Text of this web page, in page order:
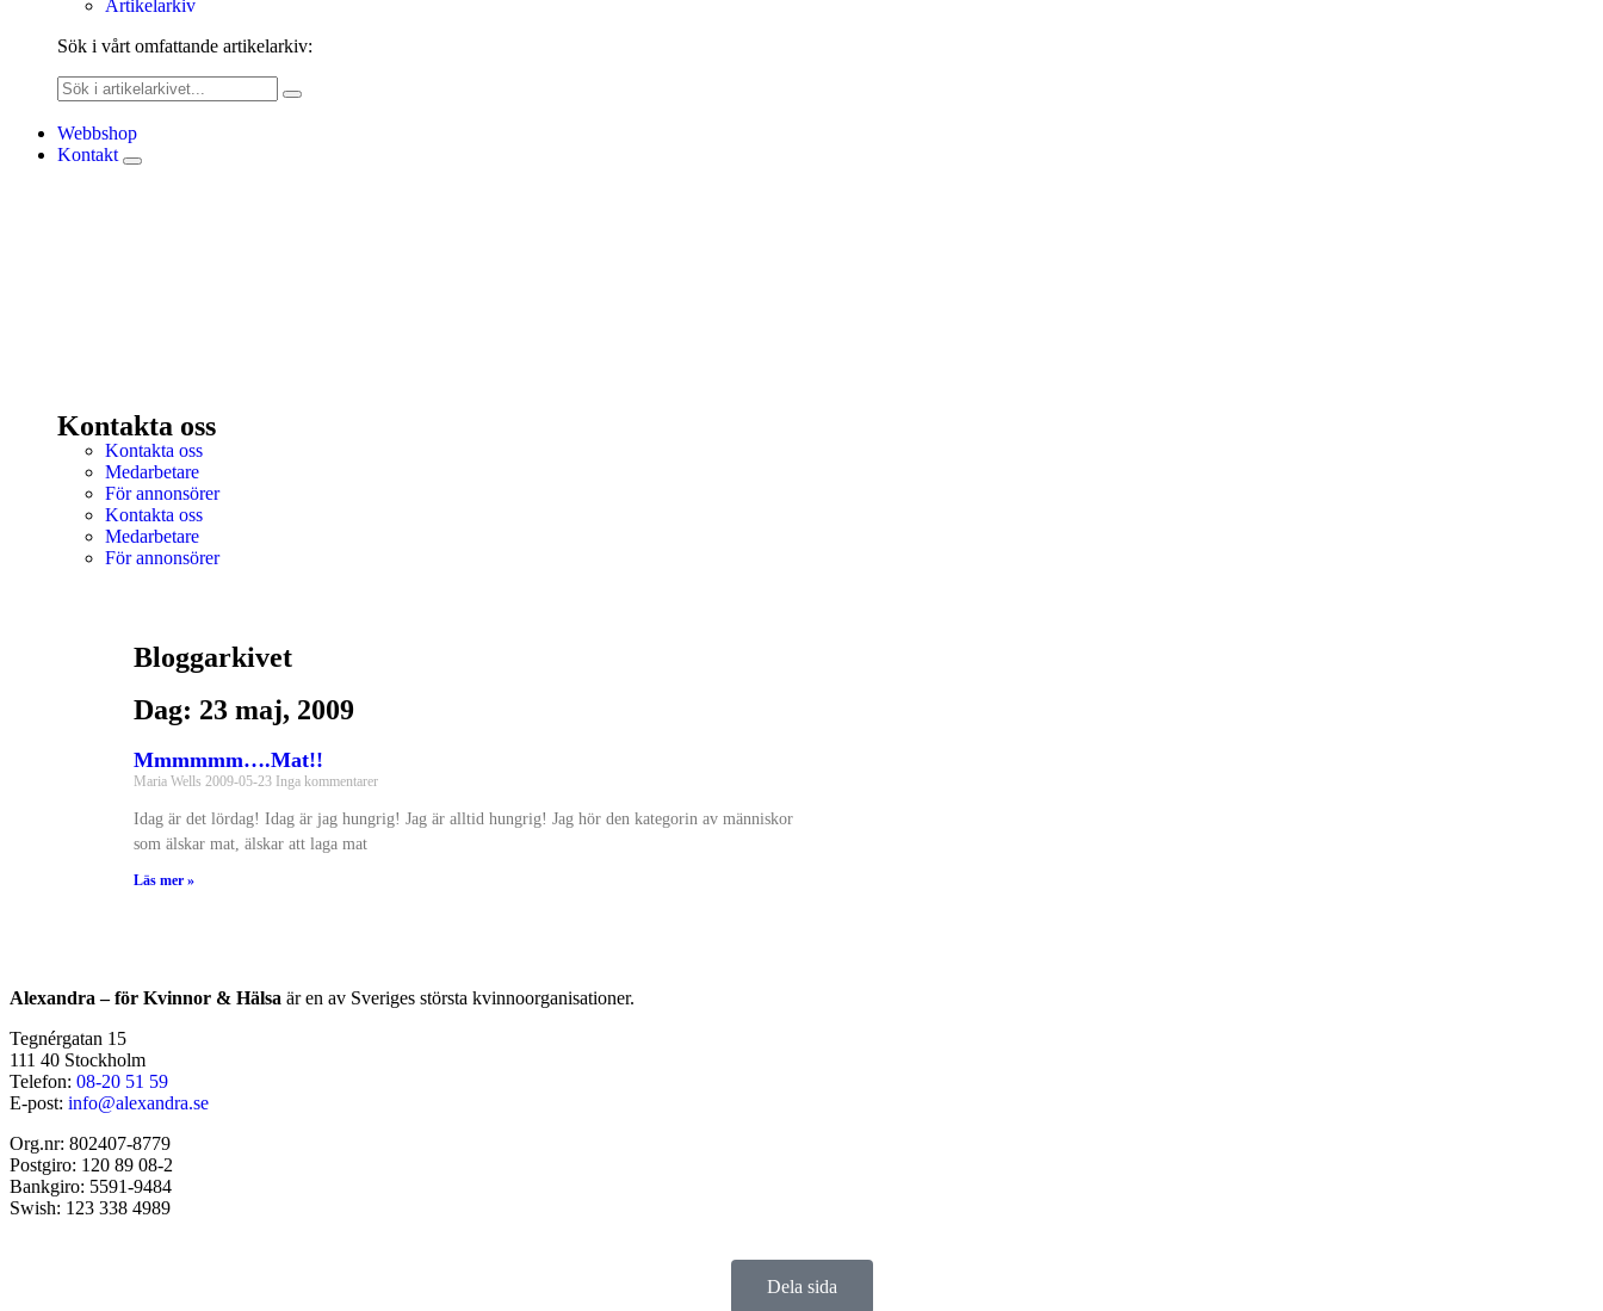
Artikelarkiv
Sök i vårt omfattande artikelarkiv:
Webbshop
Kontakt
Kontakta oss
Kontakta oss
Medarbetare
För annonsörer
Kontakta oss
Medarbetare
För annonsörer
Bloggarkivet
Dag: 23 maj, 2009
Mmmmmm….Mat!!
Maria Wells 2009-05-23 Inga kommentarer
Idag är det lördag! Idag är jag hungrig! Jag är alltid hungrig! Jag hör den kategorin av människor
som älskar mat, älskar att laga mat
Läs mer »
Alexandra – för Kvinnor & Hälsa är en av Sveriges största kvinnoorganisationer.
Tegnérgatan 15
111 40 Stockholm
Telefon: 08-20 51 59
E-post: info@alexandra.se
Org.nr: 802407-8779
Postgiro: 120 89 08-2
Bankgiro: 5591-9484
Swish: 123 338 4989
Dela sida